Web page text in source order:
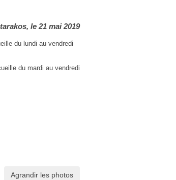
, le 21 mai 2019
du lundi au vendredi
du mardi au vendredi
Agrandir les photos